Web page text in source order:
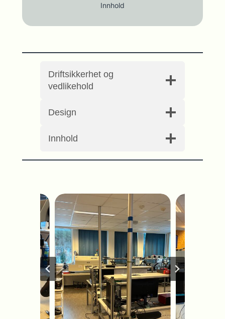
Innhold
Driftsikkerhet og
vedlikehold
Design
Innhold